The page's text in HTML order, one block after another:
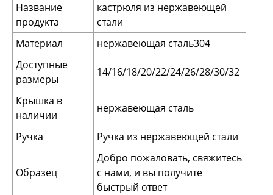
Название
продукта
кастрюля из нержавеющей
стали
Материал
нержавеющая сталь304
Доступные
размеры
14/16/18/20/22/24/26/28/30/32
Крышка в
наличии
нержавеющая сталь
Ручка Ручка из нержавеющей стали
Образец
Добро пожаловать, свяжитесь
с нами, и вы получите
быстрый ответ